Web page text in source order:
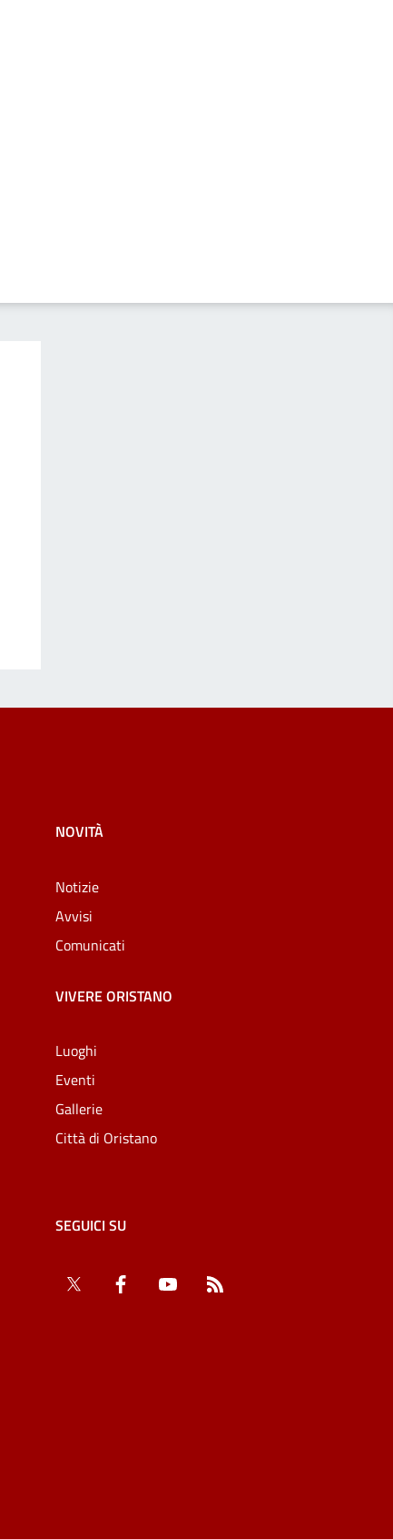
NOVITÀ
Notizie
Avvisi
Comunicati
VIVERE ORISTANO
Luoghi
Eventi
Gallerie
Città di Oristano
SEGUICI SU
Twitter Facebook YouTube